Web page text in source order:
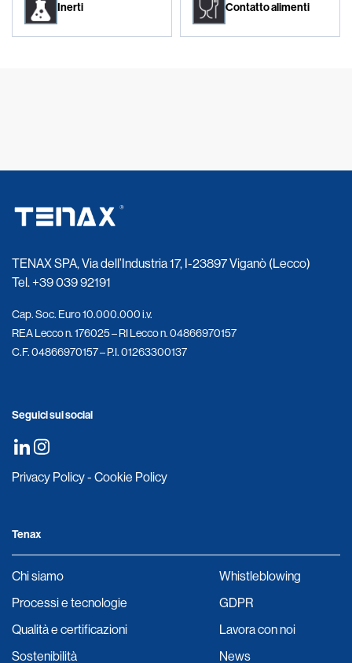
Inerti Contatto alimenti
TENAX SPA, Via dell’Industria 17, I-23897 Viganò (Lecco)
Tel.+39 039 92191
Cap. Soc. Euro 10.000.000 i.v.
REA Lecco n. 176025 – RI Lecco n. 04866970157
C.F. 04866970157 – P.I. 01263300137
Seguici sui social
Privacy Policy- Cookie Policy
Tenax
Chi siamo
Processi e tecnologie
Qualità e certificazioni
Sostenibilità
Whistleblowing
GDPR
Lavora con noi
News